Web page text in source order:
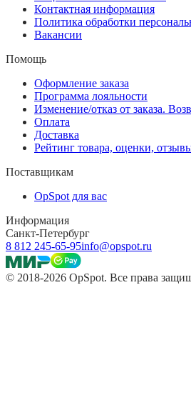
Контактная информация
Политика обработки
Вакансии
Помощь
Оформление заказа
Программа лояльности
Изменение/отказ от заказа.
Оплата
Доставка
Рейтинг товара, оценки,
Поставщикам
OpSpot для вас
Информация
Санкт-Петербург
8 812 245-65-95info@opspot.ru
© 2018-2026 OpSpot. Все права